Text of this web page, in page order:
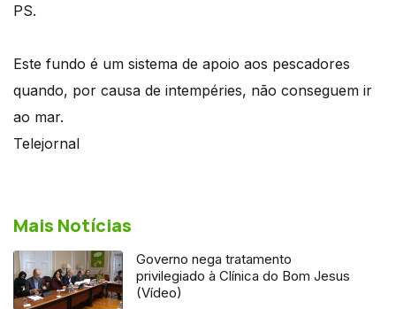
PS.
Este fundo é um sistema de apoio aos pescadores
quando, por causa de intempéries, não conseguem ir
ao mar.
Telejornal
Mais Notícias
Governo nega tratamento
privilegiado à Clínica do Bom Jesus
(Vídeo)